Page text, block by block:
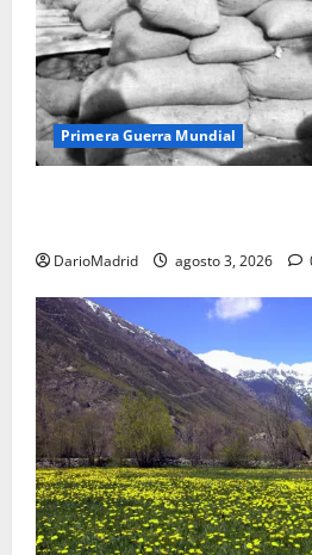
Primera Guerra Mundial
DarioMadrid agosto 3, 2026